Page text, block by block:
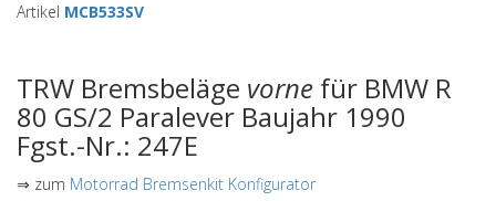
Artikel MCB533SV
TRW Bremsbeläge vorne für BMW R
80 GS/2 Paralever Baujahr 1990
Fgst.-Nr.: 247E
⇒ zum Motorrad Bremsenkit Konfigurator